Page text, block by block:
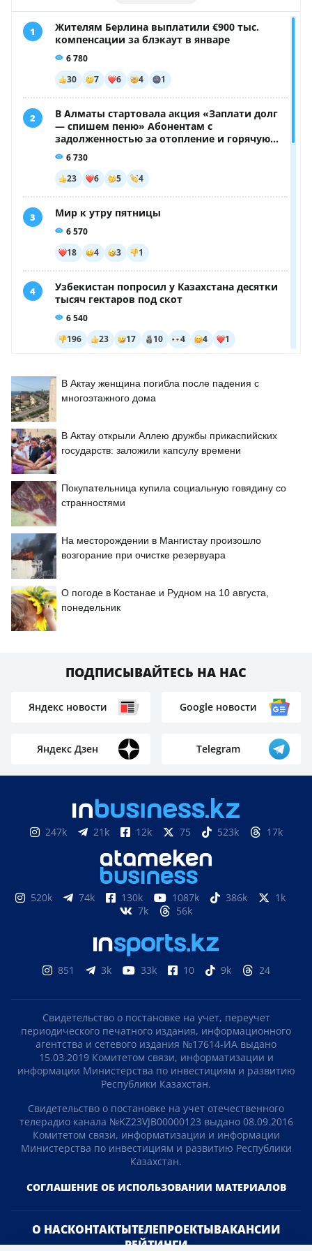
В Актау женщина погибла после падения с
многоэтажного дома
В Актау открыли Аллею дружбы прикаспийских
государств: заложили капсулу времени
Покупательница купила социальную говядину со
странностями
На месторождении в Мангистау произошло
возгорание при очистке резервуара
О погоде в Костанае и Рудном на 10 августа,
понедельник
ПОДПИСЫВАЙТЕСЬ НА НАС
Яндекс новости Google новости
Яндекс Дзен Telegram
247k 21k 12k 75 523k 17k
520k 74k 130k 1087k 386k
1k
7k
56k
851 3k 33k 10 9k 24
Свидетельство о постановке на учет, переучет
периодического печатного издания, информационного
агентства и сетевого издания №17614-ИА выдано
15.03.2019 Комитетом связи, информатизации и
информации Министерства по инвестициям и развитию
Республики Казахстан.
Свидетельство о постановке на учет отечественного
телерадио канала №KZ23VJB00000123 выдано 08.09.2016
Комитетом связи, информатизации и информации
Министерства по инвестициям и развитию Республики
Казахстан.
СОГЛАШЕНИЕ ОБ ИСПОЛЬЗОВАНИИ МАТЕРИАЛОВ
О НАСКОНТАКТЫТЕЛЕПРОЕКТЫВАКАНСИИ
РЕЙТИНГИ